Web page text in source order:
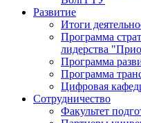
Развитие
Итоги
Программа
лидерства
Программа
Программа
Цифровая
Сотрудничество
Факультет